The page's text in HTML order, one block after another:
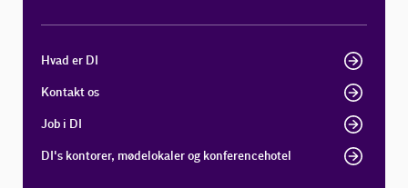
Hvad er DI
Kontakt os
Job i DI
DI's kontorer, mødelokaler og konferencehotel